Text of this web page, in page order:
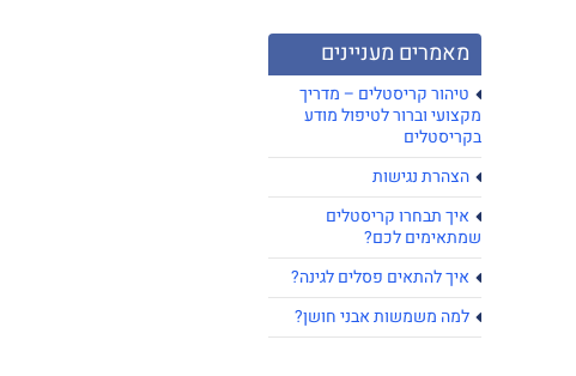
מאמרים מעניינים
טיהור קריסטלים – מדריך
מקצועי וברור לטיפול מודע
בקריסטלים
הצהרת נגישות
איך תבחרו קריסטלים
שמתאימים לכם?
איך להתאים פסלים לגינה?
למה משמשות אבני חושן?